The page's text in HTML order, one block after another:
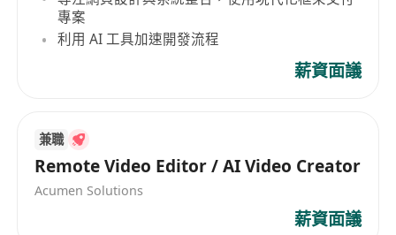
解互联网产品 UI 输出全流程。
与特征（操作系统包括：iOS，Android等；）
组件的设计，如，菜单，表单，列表及各类控制器
等。
6、拥有优秀的设计特征抽象能力，能够快速精准提
取某一产品的设计特征并跟进该特征进行设计，以
專案
利用 AI 工具加速開發流程
薪資面議
兼職
Remote Video Editor / AI Video Creator
Acumen Solutions
薪資面議